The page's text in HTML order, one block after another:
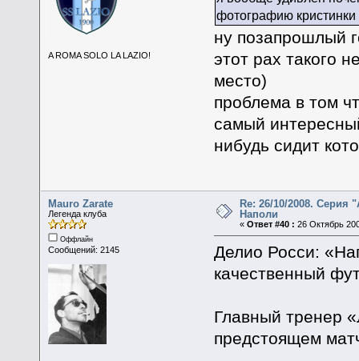
A ROMA SOLO LA LAZIO!
фотографию кристинки
ну позапрошлый
этот рах такого
место)
проблема в том
самый
нибудь сидит
Mauro Zarate
Легенда клуба
Оффлайн
Сообщений: 2145
Re: 26/10/2008.
Наполи
«Ответ #40 : 26 Октябрь
Делио Росси:
качественный
Главный тренер
предстоящем